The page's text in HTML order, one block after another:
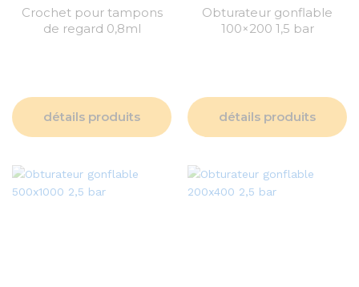
Crochet pour tampons
de regard 0,8ml
détails produits
Obturateur gonflable
100×200 1,5 bar
détails produits